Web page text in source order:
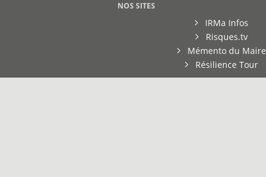
NOS SITES
IRMa Infos
Risques.tv
Mémento du Maire
Résilience Tour